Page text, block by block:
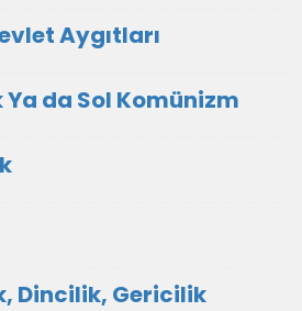
Aygıtları
da Sol Komünizm
Dincilik, Gericilik